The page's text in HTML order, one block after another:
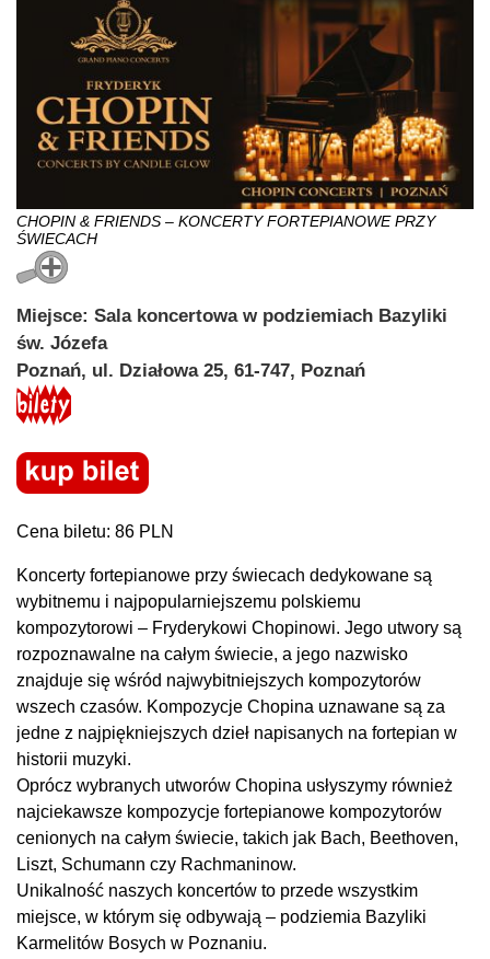
CHOPIN & FRIENDS – KONCERTY FORTEPIANOWE PRZY
ŚWIECACH
Miejsce: Sala koncertowa w podziemiach Bazyliki
św. Józefa
Poznań, ul. Działowa 25, 61-747, Poznań
Cena biletu: 86 PLN
Koncerty fortepianowe przy świecach dedykowane są
wybitnemu i najpopularniejszemu polskiemu
kompozytorowi – Fryderykowi Chopinowi. Jego utwory są
rozpoznawalne na całym świecie, a jego nazwisko
znajduje się wśród najwybitniejszych kompozytorów
wszech czasów. Kompozycje Chopina uznawane są za
jedne z najpiękniejszych dzieł napisanych na fortepian w
historii muzyki.
Oprócz wybranych utworów Chopina usłyszymy również
najciekawsze kompozycje fortepianowe kompozytorów
cenionych na całym świecie, takich jak Bach, Beethoven,
Liszt, Schumann czy Rachmaninow.
Unikalność naszych koncertów to przede wszystkim
miejsce, w którym się odbywają – podziemia Bazyliki
Karmelitów Bosych w Poznaniu.